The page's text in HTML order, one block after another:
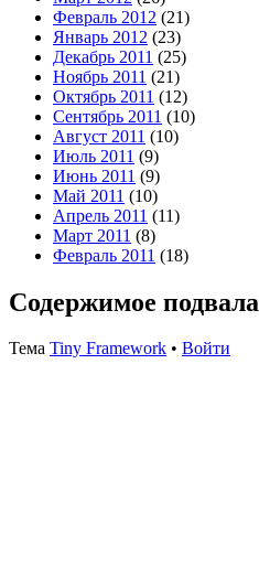
Февраль 2012 (21)
Январь 2012 (23)
Декабрь 2011 (25)
Ноябрь 2011 (21)
Октябрь 2011 (12)
Сентябрь 2011 (10)
Август 2011 (10)
Июль 2011 (9)
Июнь 2011 (9)
Май 2011 (10)
Апрель 2011 (11)
Март 2011 (8)
Февраль 2011 (18)
Содержимое подвала
Тема Tiny Framework • Войти